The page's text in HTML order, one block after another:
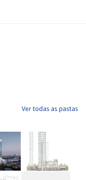
Ver todas as pastas